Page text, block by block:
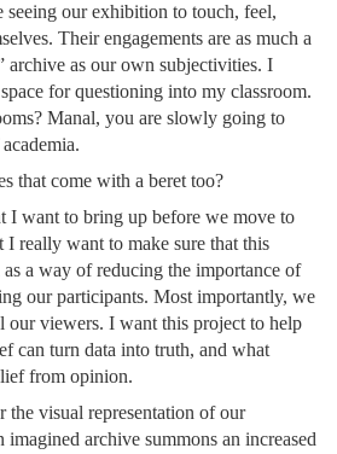
seeing our exhibition to touch, feel,
Their engagements are as much a
archive as our own subjectivities. I
for questioning into my classroom.
Manal, you are slowly going to
that come with a beret too?
I want to bring up before we move to
I really want to make sure that this
a way of reducing the importance of
our participants. Most importantly, we
our viewers. I want this project to help
can turn data into truth, and what
from opinion.
the visual representation of our
imagined archive summons an increased